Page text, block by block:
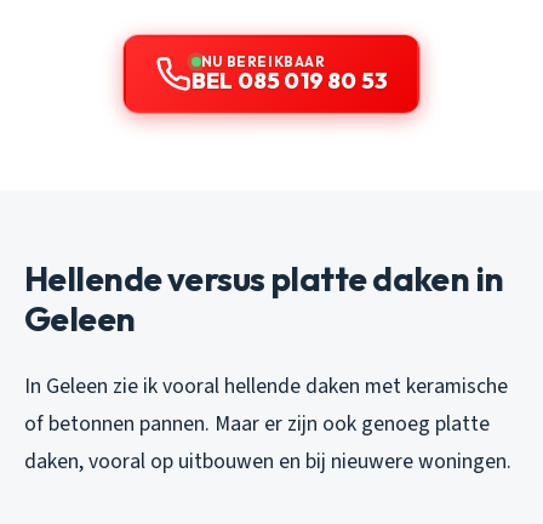
NU BEREIKBAAR
BEL 085 019 80 53
Hellende versus platte daken in
Geleen
In Geleen zie ik vooral hellende daken met keramische
of betonnen pannen. Maar er zijn ook genoeg platte
daken, vooral op uitbouwen en bij nieuwere woningen.